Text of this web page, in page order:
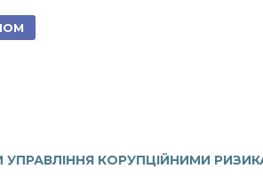
КОРУПЦІЙНИМИ